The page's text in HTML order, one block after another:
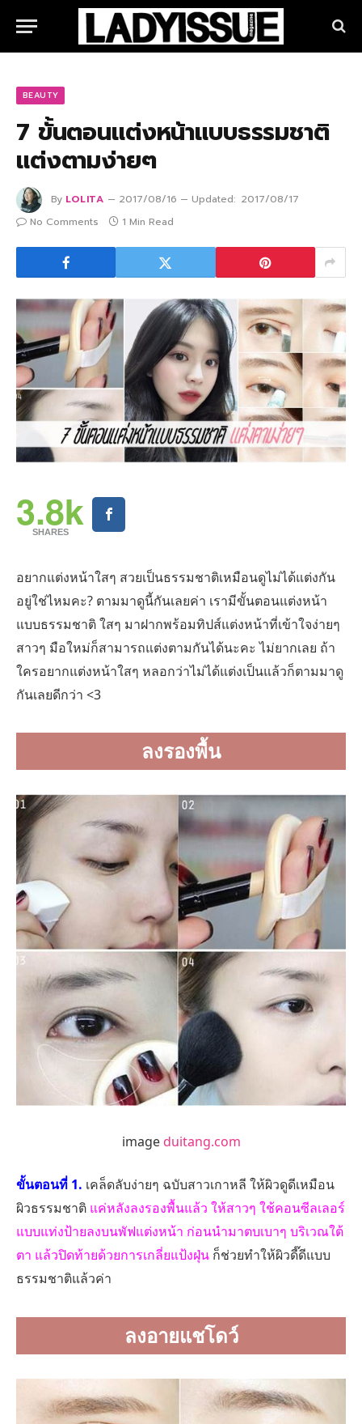
BEAUTY
7 ขั้นตอนแต่งหน้าแบบธรรมชาติ
แต่งตามง่ายๆ
By LOLITA 2017/08/16 Updated: 2017/08/17
No Comments
1 Min Read
3.8k
SHARES
อยากแต่งหน้าใสๆ สวยเป็นธรรมชาติเหมือนดูไม่ได้แต่งกัน
อยู่ใช่ไหมคะ? ตามมาดูนี้กันเลยค่า เรามีขั้นตอนแต่งหน้า
แบบธรรมชาติ ใสๆ มาฝากพร้อมทิปส์แต่งหน้าที่เข้าใจง่ายๆ
สาวๆ มือใหม่ก็สามารถแต่งตามกันได้นะคะ ไม่ยากเลย ถ้า
ใครอยากแต่งหน้าใสๆ หลอกว่าไม่ได้แต่งเป็นแล้วก็ตามมาดู
กันเลยดีกว่า <3
ลงรองพื้น
image duitang.com
ขั้นตอนที่ 1. เคล็ดลับง่ายๆ ฉบับสาวเกาหลี ให้ผิวดูดีเหมือน
ผิวธรรมชาติ แค่หลังลงรองพื้นแล้ว ให้สาวๆ ใช้คอนซีลเลอร์
แบบแท่งป้ายลงบนพัฟแต่งหน้า ก่อนนำมาตบเบาๆ บริเวณใต้
ตา แล้วปิดท้ายด้วยการเกลี่ยแป้งฝุ่น ก็ช่วยทำให้ผิวดี๊ดีแบบ
ธรรมชาติแล้วค่า
ลงอายแชโดว์